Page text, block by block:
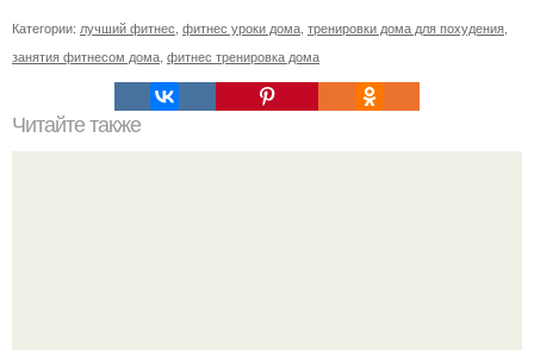
Категории: лучший фитнес, фитнес уроки дома, тренировки дома для похудения,
занятия фитнесом дома, фитнес тренировка дома
Читайте также